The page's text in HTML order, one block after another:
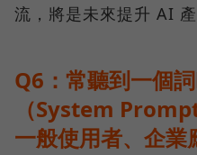
流，將是未來提升 AI 產
Q6：常聽到一個
（System
一般使用者、企業